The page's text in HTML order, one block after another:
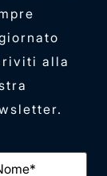
alla